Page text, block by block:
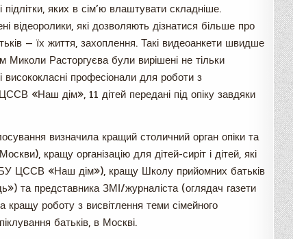
яких в сім’ю влаштувати складніше.
відеоролики, які дозволяють дізнатися більше про
— їх життя, захоплення. Такі видеоанкети швидше
Расторгуєва були вирішені не тільки
висококласні професіонали для роботи з
«Наш дім», 11 дітей передані під опіку завдяки
визначила кращий столичний орган опіки та
кращу організацію для дітей-сиріт і дітей, які
ЦССВ «Наш дім»), кращу Школу прийомних батьків
та представника ЗМІ/журналіста (оглядач газети
роботу з висвітлення теми сімейного
батьків, в Москві.